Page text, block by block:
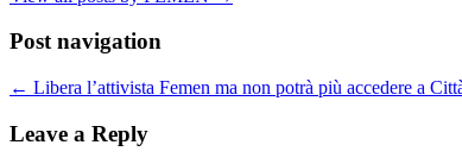
Post navigation
← Libera l’attivista Femen ma non potrà più accedere a
Leave a Reply